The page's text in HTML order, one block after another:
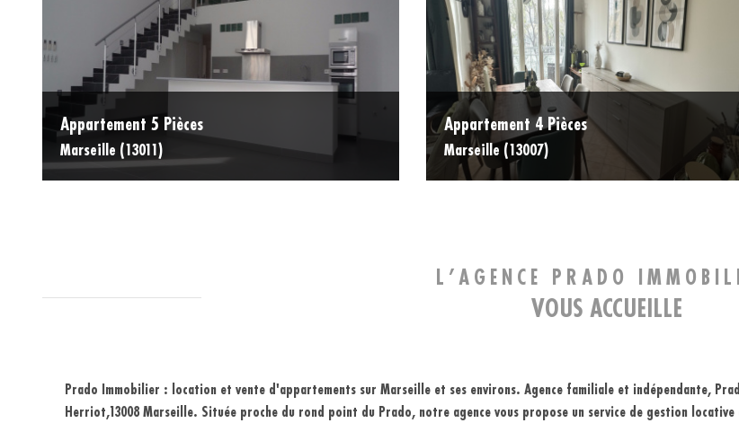
Appartement 5 Pièces
Marseille (13011)
Appartement 4 Pièces
Marseille (13007)
L’AGENCE PRADO
VOUS ACCUEILLE
Prado Immobilier : location et vente d'appartements sur Marseille et ses environs. Agence familiale et indépendante,
Herriot,13008 Marseille. Située proche du rond point du Prado, notre agence vous propose un service de gestion